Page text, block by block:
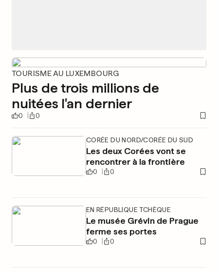
TOURISME AU LUXEMBOURG
Plus de trois millions de
nuitées l'an dernier
0 0
CORÉE DU NORD/CORÉE DU SUD
Les deux Corées vont se
rencontrer à la frontière
0 0
EN RÉPUBLIQUE TCHÈQUE
Le musée Grévin de Prague
ferme ses portes
0 0